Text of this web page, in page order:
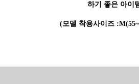
하기 좋은 아이
(모델 착용사이즈